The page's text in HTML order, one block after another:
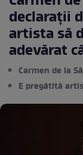
declarații
artista să
adevărat
Carmen de la
E pregătită